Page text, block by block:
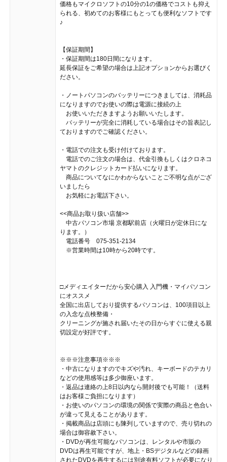
価格もマイクロソフトの10分の1の価格でコストも抑え
られる、初めてのお客様にもとっても便利なソフトです
♪
【保証期間】
・保証期間は180日間になります。
延長保証をご希望の場合は上記オプションからお選びく
ださい。
・ノートパソコンのバッテリーにつきましては、消耗品
になりますのでお使いの際は電源に接続の上
お使いいただきますようお願いいたします。
バッテリーが完全に消耗している場合はその旨表記し
ておりますのでご確認ください。
・電話での注文も受け付けております。
電話でのご注文の場合は、代金引換もしくはクロネコ
ヤマトのクレジットカード払いになります。
商品についてなにかわからないことご不明な点がござ
いましたら
お気軽にお電話下さい。
<<商品お取り扱い店舗>>
中古パソコン市場 京都駅前店（火曜日が定休日にな
ります。）
電話番号 075-351-2134
※営業時間は10時から20時です。
□メディエイターだから安心購入 入門機・マイパソコン
にオススメ
全国に出店しており提供するパソコンは、100項目以上
の入念な点検整備・
クリーニングが施され届いたその日からすぐに使える親
切設定が好評です。
※※※注意事項※※※
・中古になりますのでキズや汚れ、キーボードのテカリ
などの使用感等は多少御座います。
・返品は連絡の上8日以内なら開封後でも可能！（送料
はお客様ご負担になります）
・お使いのパソコンの環境の関係で実際の商品と色合い
が違って見えることがあります。
・掲載商品は店頭にも陳列していますので、売り切れの
場合は御容赦下さい。
・DVDが再生可能なパソコンは、レンタルや市販の
DVDは再生可能ですが、地上・BSデジタルなどの録画
されたDVDを再生するには別途有料ソフトが必要になり